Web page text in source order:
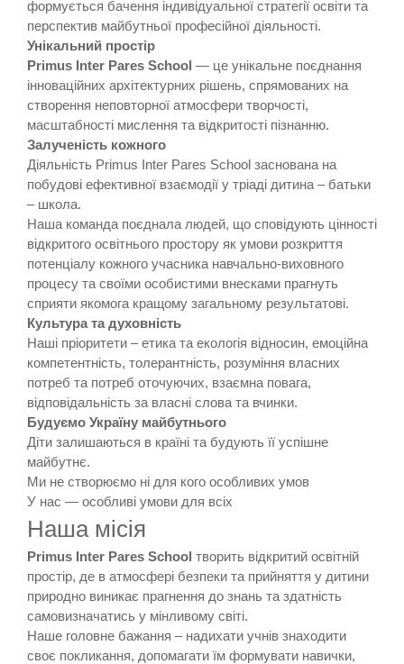
формується бачення індивідуальної стратегії освіти та
перспектив майбутньої професійної діяльності.
Унікальний простір
Primus Inter Pares School — це унікальне поєднання
інноваційних архітектурних рішень, спрямованих на
створення неповторної атмосфери творчості,
масштабності мислення та відкритості пізнанню.
Залученість кожного
Діяльність Primus Inter Pares School заснована на
побудові ефективної взаємодії у тріаді дитина – батьки
– школа.
Наша команда поєднала людей, що сповідують цінності
відкритого освітнього простору як умови розкриття
потенціалу кожного учасника навчально-виховного
процесу та своїми особистими внесками прагнуть
сприяти якомога кращому загальному результатові.
Культура та духовність
Наші пріоритети – етика та екологія відносин, емоційна
компетентність, толерантність, розуміння власних
потреб та потреб оточуючих, взаємна повага,
відповідальність за власні слова та вчинки.
Будуємо Україну майбутнього
Діти залишаються в країні та будують її успішне
майбутнє.
Ми не створюємо ні для кого особливих умов
У нас — особливі умови для всіх
Наша місія
Primus Inter Pares School творить відкритий освітній
простір, де в атмосфері безпеки та прийняття у дитини
природно виникає прагнення до знань та здатність
самовизначатись у мінливому світі.
Наше головне бажання – надихати учнів знаходити
своє покликання, допомагати їм формувати навички,